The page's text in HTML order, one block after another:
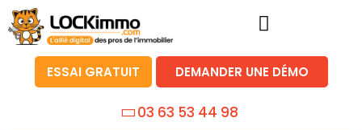
ESSAI GRATUIT DEMANDER UNE DÉMO
03 63 53 44 98